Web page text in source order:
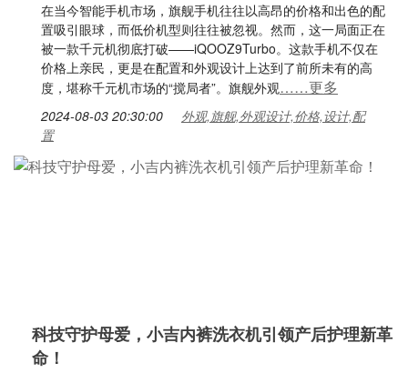
在当今智能手机市场，旗舰手机往往以高昂的价格和出色的配
置吸引眼球，而低价机型则往往被忽视。然而，这一局面正在
被一款千元机彻底打破——iQOOZ9Turbo。这款手机不仅在
价格上亲民，更是在配置和外观设计上达到了前所未有的高
度，堪称千元机市场的“搅局者”。旗舰外观……更多
2024-08-03 20:30:00
外观,旗舰,外观设计,价格,设计,配
置
科技守护母爱，小吉内裤洗衣机引领产后护理新革
命！